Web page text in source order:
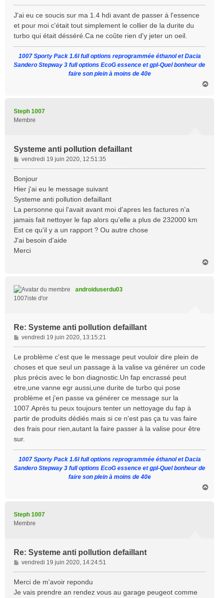
e
s
a
g
e
J'ai eu ce soucis sur ma 1.4 hdi avant de passer à l'essence
et pour moi c'était tout simplement le collier de la durite du
turbo qui était désséré.Ca ne coûte rien d'y jeter un oeil.
1007 Sporty Pack 1.6l full options reprogrammée éthanol et Dacia
Sandero Stepway 3 full options EcoG essence et gpl-Quel bonheur de
faire son plein à moins de 40e
Steph 1007
Membre
Systeme anti pollution defaillant
M
e
s
s
g
e
vendredi 19 juin 2020, 12:51:35
Bonjour
Hier j'ai eu le message suivant
Systeme anti pollution defaillant
La personne qui l'avait avant moi d'apres les factures n'a
jamais fait nettoyer le fap alors qu'elle a plus de 232000 km
Est ce qu'il y a un rapport ? Ou autre chose
J'ai besoin d'aide
Merci
androiduserdu03
1007iste d'or
Re: Systeme anti pollution defaillant
M
e
s
g
e
vendredi 19 juin 2020, 13:15:21
Le problème c'est que le message peut vouloir dire plein de
choses et que seul un passage à la valise va générer un code
plus précis avec le bon diagnostic.Un fap encrassé peut
etre,une vanne egr aussi,une durite de turbo qui pose
problème et j'en passe va générer ce message sur la
1007.Après tu peux toujours tenter un nettoyage du fap à
partir de produits dédiés mais si ce n'est pas ça tu vas faire
des frais pour rien,autant la faire passer à la valise pour être
sur.
1007 Sporty Pack 1.6l full options reprogrammée éthanol et Dacia
Sandero Stepway 3 full options EcoG essence et gpl-Quel bonheur de
faire son plein à moins de 40e
Steph 1007
Membre
Re: Systeme anti pollution defaillant
M
e
s
vendredi 19 juin 2020, 14:24:51
Merci de m'avoir repondu
Je vais prendre an rendez vous au garage peugeot comme